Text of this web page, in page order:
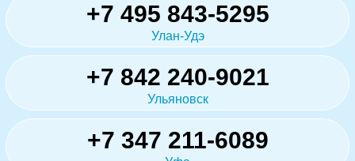
+7 495 843-5295
Улан-Удэ
+7 842 240-9021
Ульяновск
+7 347 211-6089